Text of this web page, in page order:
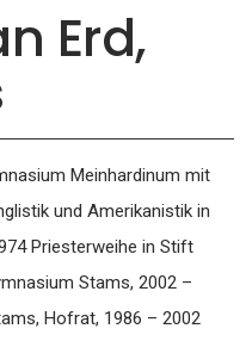
Erd,
Meinhardinum mit
und Amerikanistik in
Priesterweihe in Stift
Stams, 2002 –
Hofrat, 1986 – 2002